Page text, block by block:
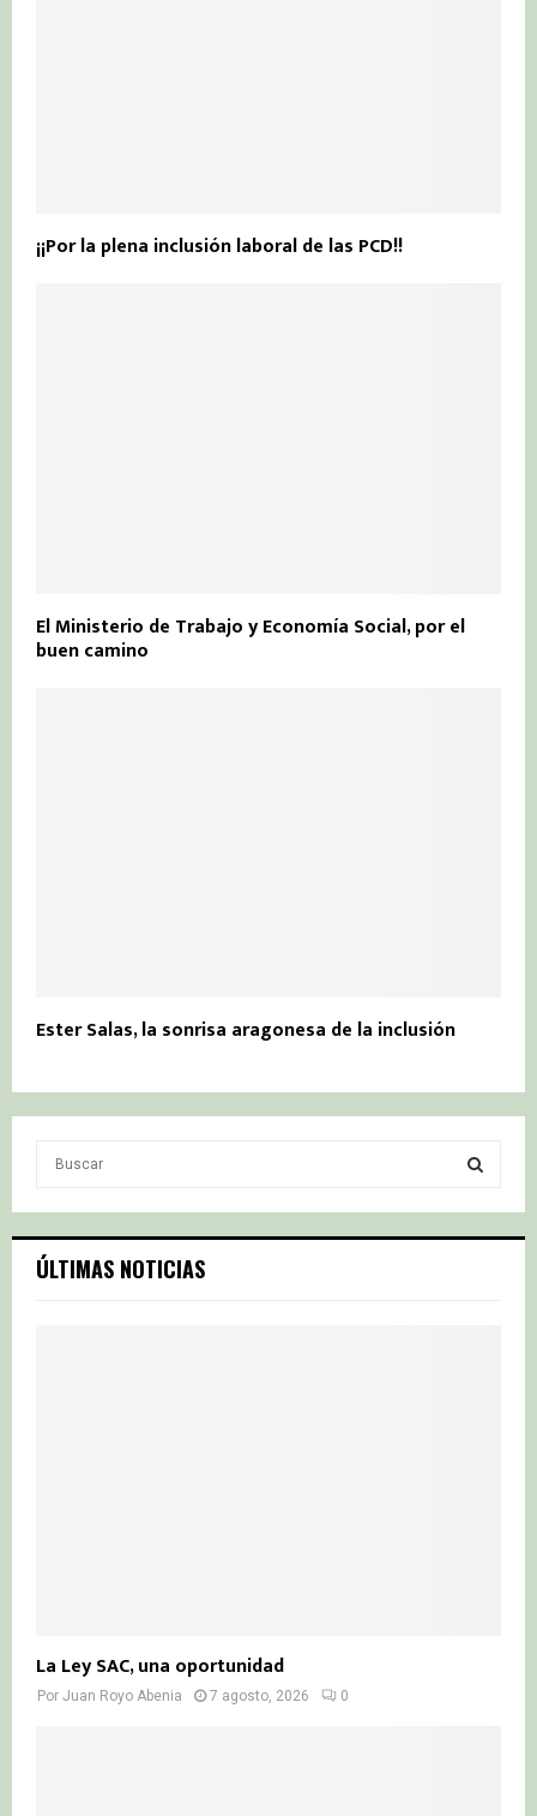
¡¡Por la plena inclusión laboral de las PCD!!
El Ministerio de Trabajo y Economía Social, por el
buen camino
Ester Salas, la sonrisa aragonesa de la inclusión
c
h
S
ÚLTIMAS NOTICIAS
La Ley SAC, una oportunidad
Por Juan Royo Abenia 7 agosto, 2026 0